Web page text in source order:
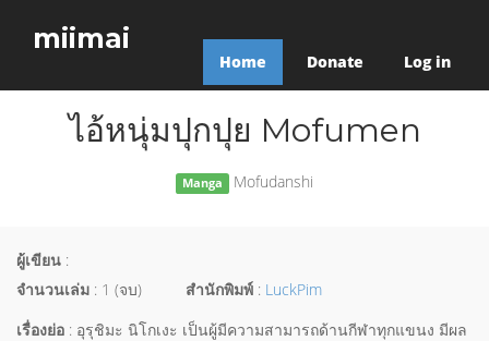
miimai
Home Donate Log in
ไอ้หนุ่มปุกปุย Mofumen
Manga Mofudanshi
ผู้เขียน :
จำนวนเล่ม : 1 (จบ) สำนักพิมพ์ : LuckPim
เรื่องย่อ : อุรุชิมะ นิโกเงะ เป็นผู้มีความสามารถด้านกีฬาทุกแขนง มีผล